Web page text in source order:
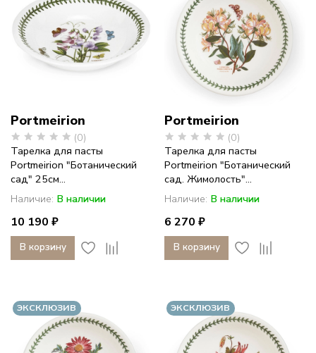
Portmeirion
(0)
Тарелка для пасты
Portmeirion "Ботанический
сад" 25см...
Наличие: В наличии
10 190 ₽
В корзину
Portmeirion
(0)
Тарелка для пасты
Portmeirion "Ботанический
сад. Жимолость"...
Наличие: В наличии
6 270 ₽
В корзину
ЭКСКЛЮЗИВ ЭКСКЛЮЗИВ